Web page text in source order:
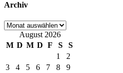
Archiv
Archiv
August 2026
M D M D F S
S
1
2
3
4 5 6 7 8
9